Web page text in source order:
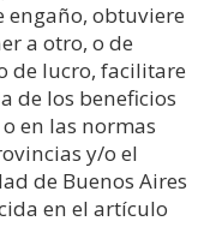
engaño, obtuviere
a otro, o de
de lucro, facilitare
de los beneficios
en las normas
y/o el
de Buenos Aires
en el artículo